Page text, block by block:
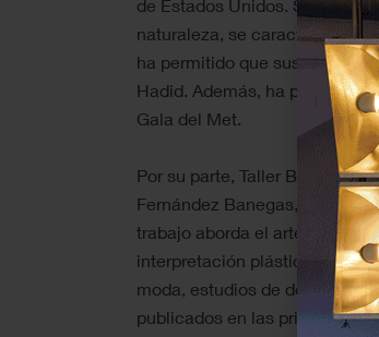
de Estados Unidos. Sus
naturaleza, se caracterizan
ha permitido que sus
Hadid. Además, ha
Gala del Met.
Por su parte, Taller Banegas,
Fernández Banegas, se
trabajo aborda el arte floral
interpretación plástica y
moda, estudios de decoración
publicados en las principales